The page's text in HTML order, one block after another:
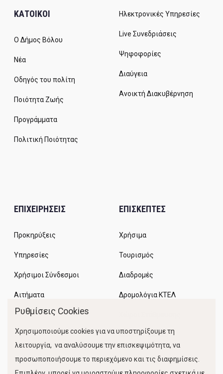
ΚΑΤΟΙΚΟΙ
Ο Δήμος Βόλου
Νέα
Οδηγός του πολίτη
Ποιότητα Ζωής
Προγράμματα
Πολιτική Ποιότητας
Ηλεκτρονικές Υπηρεσίες
Live Συνεδριάσεις
Ψηφοφορίες
Διαύγεια
Ανοικτή Διακυβέρνηση
ΕΠΙΧΕΙΡΗΣΕΙΣ
Προκηρύξεις
Υπηρεσίες
Χρήσιμοι Σύνδεσμοι
Αιτήματα
ΕΠΙΣΚΕΠΤΕΣ
Χρήσιμα
Τουρισμός
Διαδρομές
Δρομολόγια ΚΤΕΛ
Κίνηση Λιμένος
Ρυθμίσεις Cookies
Χρησιμοποιούμε cookies για να υποστηρίξουμε τη
λειτουργία, να αναλύσουμε την επισκεψιμότητα, να
προσωποποιήσουμε το περιεχόμενο και τις διαφημίσεις.